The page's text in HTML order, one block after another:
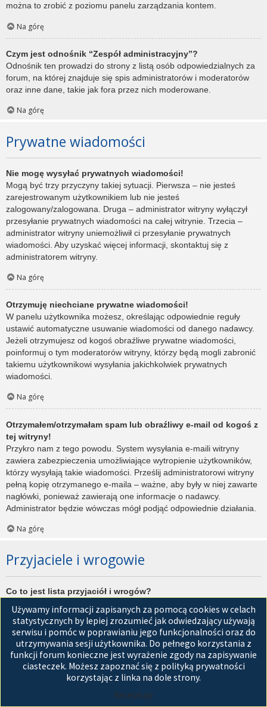
można to zrobić z poziomu panelu zarządzania kontem.
Na górę
Czym jest odnośnik “Zespół administracyjny”?
Odnośnik ten prowadzi do strony z listą osób odpowiedzialnych za
forum, na której znajduje się spis administratorów i moderatorów
oraz inne dane, takie jak fora przez nich moderowane.
Na górę
Prywatne wiadomości
Nie mogę wysyłać prywatnych wiadomości!
Mogą być trzy przyczyny takiej sytuacji. Pierwsza – nie jesteś
zarejestrowanym użytkownikiem lub nie jesteś
zalogowany/zalogowana. Druga – administrator witryny wyłączył
przesyłanie prywatnych wiadomości na całej witrynie. Trzecia –
administrator witryny uniemożliwił ci przesyłanie prywatnych
wiadomości. Aby uzyskać więcej informacji, skontaktuj się z
administratorem witryny.
Na górę
Otrzymuję niechciane prywatne wiadomości!
W panelu użytkownika możesz, określając odpowiednie reguły
ustawić automatyczne usuwanie wiadomości od danego nadawcy.
Jeżeli otrzymujesz od kogoś obraźliwe prywatne wiadomości,
poinformuj o tym moderatorów witryny, którzy będą mogli zabronić
takiemu użytkownikowi wysyłania jakichkolwiek prywatnych
wiadomości.
Na górę
Otrzymałem/otrzymałam spam lub obraźliwy e-mail od kogoś z
tej witryny!
Przykro nam z tego powodu. System wysyłania e-maili witryny
zawiera zabezpieczenia umożliwiające wytropienie użytkowników,
którzy wysyłają takie wiadomości. Prześlij administratorowi witryny
pełną kopię otrzymanego e-maila – ważne, aby były w niej zawarte
nagłówki, ponieważ zawierają one informacje o nadawcy.
Administrator będzie wówczas mógł podjąć odpowiednie działania.
Na górę
Przyjaciele i wrogowie
Co to jest lista przyjaciół i wrogów?
użytkowników witryny. Użytkownicy dodani do listy przyjaciół będą
wyświetleni na karciePrzyjacieleznajdującej się w panelu
zarządzania kontem. Z tego poziomu można szybko sprawdzić ich
status, a także wysłać prywatną wiadomość. Zależnie od
używanego stylu witryny, posty tych użytkowników mogą być
wyróżniane. Jeśli użytkownik zostanie dodany do listy wrogów,
Używamy informacji zapisanych za pomocą cookies w celach
statystycznych by lepiej zrozumieć jak odwiedzający używają
serwisu i pomóc w poprawianiu jego funkcjonalności oraz do
utrzymywania sesji użytkownika. Do pełnego korzystania z
funkcji forum konieczne jest wyrażenie zgody na zapisywanie
ciasteczek. Możesz zapoznać się z polityką prywatności
korzystając z linka na dole strony.
Akceptuję